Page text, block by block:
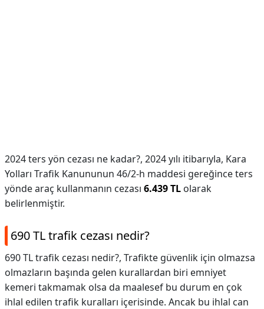
2024 ters yön cezası ne kadar?, 2024 yılı itibarıyla, Kara
Yolları Trafik Kanununun 46/2-h maddesi gereğince ters
yönde araç kullanmanın cezası 6.439 TL olarak
belirlenmiştir.
690 TL trafik cezası nedir?
690 TL trafik cezası nedir?, Trafikte güvenlik için olmazsa
olmazların başında gelen kurallardan biri emniyet
kemeri takmamak olsa da maalesef bu durum en çok
ihlal edilen trafik kuralları içerisinde. Ancak bu ihlal can